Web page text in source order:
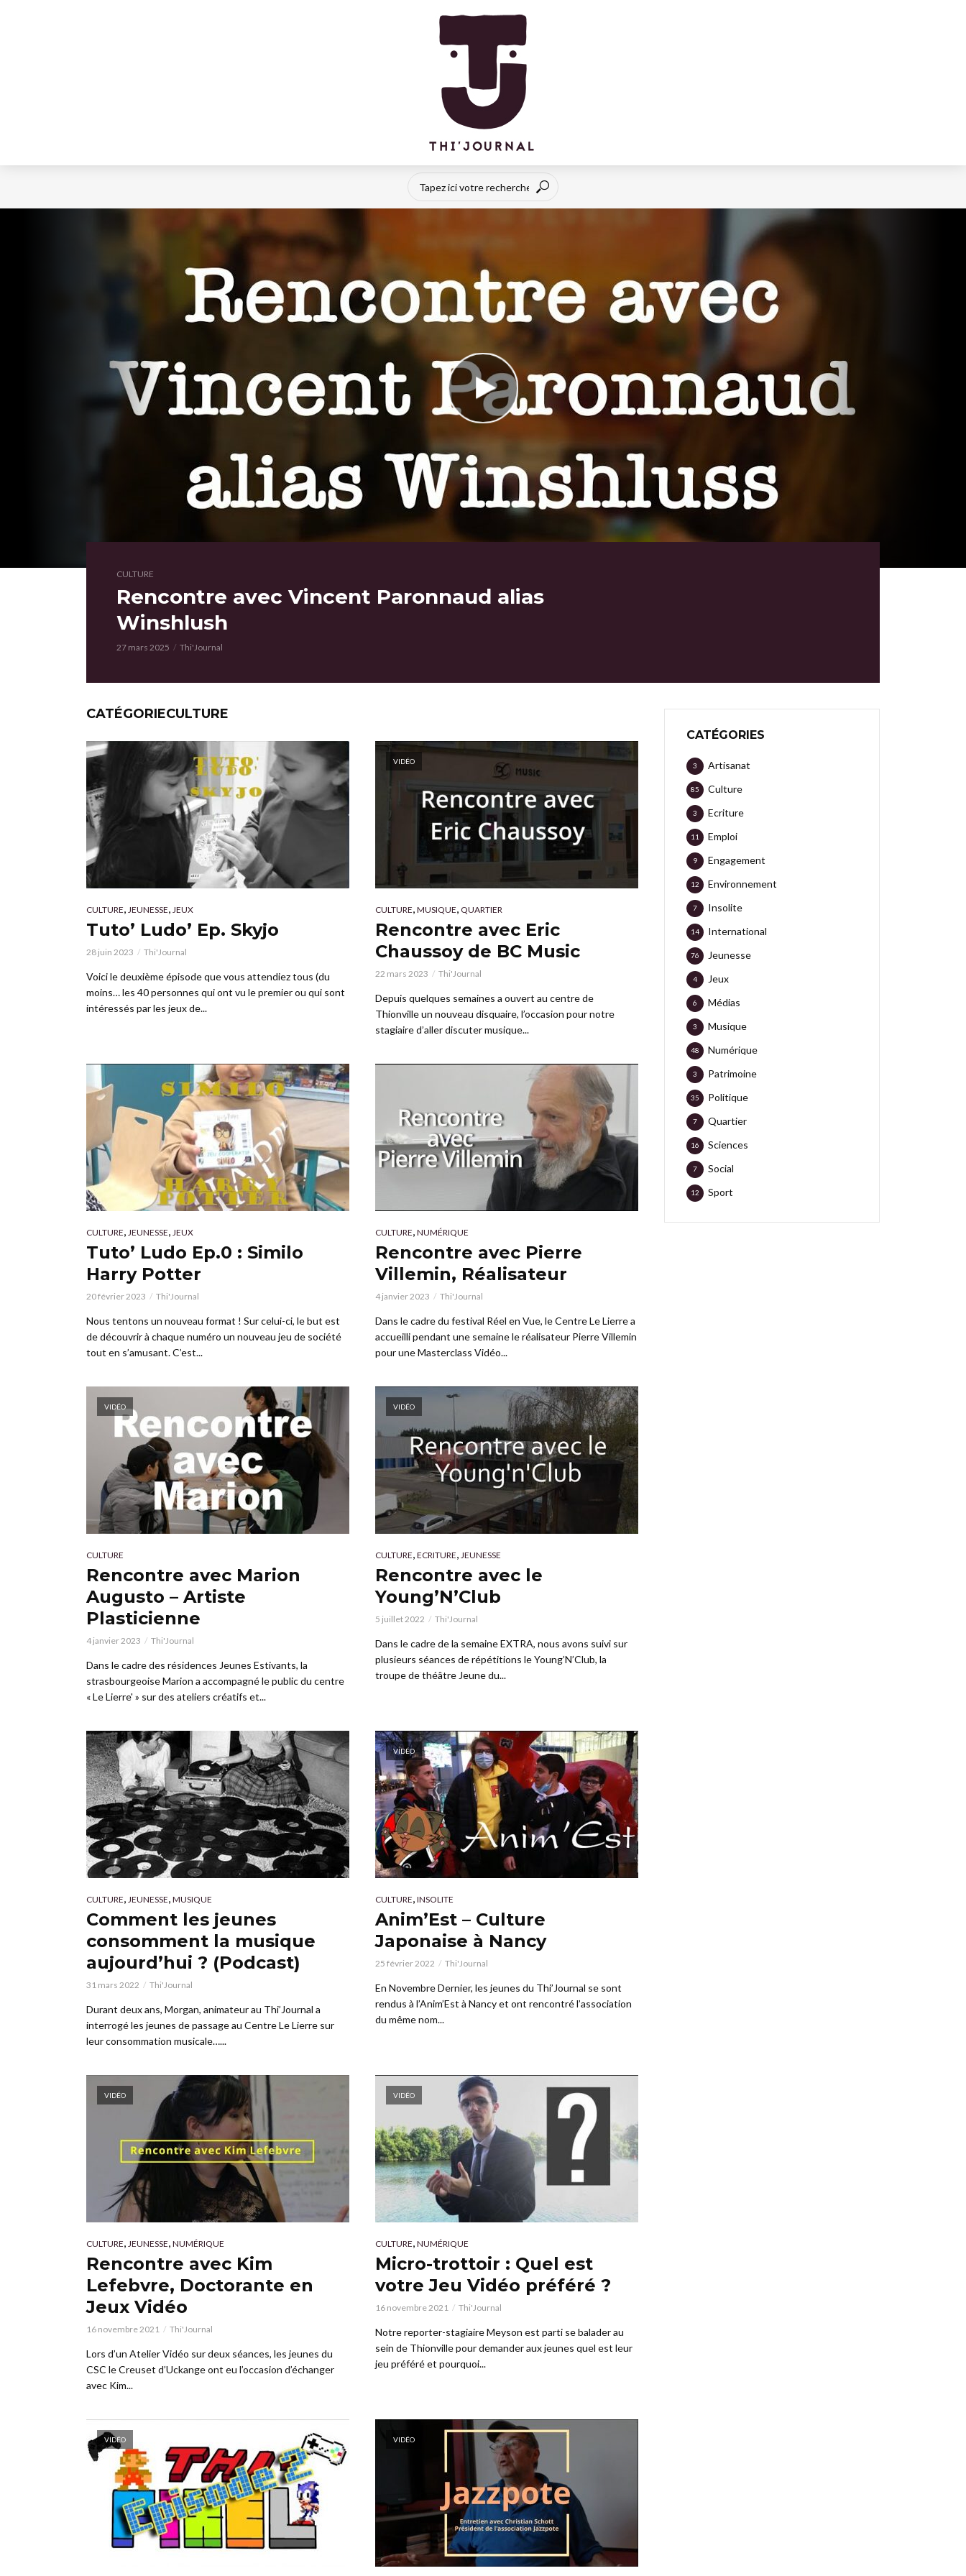
CULTURE
Rencontre avec Vincent Paronnaud alias
Winshlush
27 mars 2025 Thi'Journal
CATÉGORIECULTURE
CULTURE, JEUNESSE, JEUX
Tuto’ Ludo’ Ep. Skyjo
28 juin 2023 Thi'Journal
Voici le deuxième épisode que vous attendiez tous (du
moins… les 40 personnes qui ont vu le premier ou qui sont
intéressés par les jeux de...
VIDÉO
CULTURE, MUSIQUE, QUARTIER
Rencontre avec Eric
Chaussoy de BC Music
22 mars 2023 Thi'Journal
Depuis quelques semaines a ouvert au centre de
Thionville un nouveau disquaire, l’occasion pour notre
stagiaire d’aller discuter musique...
CULTURE, JEUNESSE, JEUX
Tuto’ Ludo Ep.0 : Similo
Harry Potter
20 février 2023 Thi'Journal
Nous tentons un nouveau format ! Sur celui-ci, le but est
de découvrir à chaque numéro un nouveau jeu de société
tout en s’amusant. C’est...
CULTURE, NUMÉRIQUE
Rencontre avec Pierre
Villemin, Réalisateur
4 janvier 2023 Thi'Journal
Dans le cadre du festival Réel en Vue, le Centre Le Lierre a
accueilli pendant une semaine le réalisateur Pierre Villemin
pour une Masterclass Vidéo...
VIDÉO
CULTURE
Rencontre avec Marion
Augusto – Artiste
Plasticienne
4 janvier 2023 Thi'Journal
Dans le cadre des résidences Jeunes Estivants, la
strasbourgeoise Marion a accompagné le public du centre
« Le Lierre' » sur des ateliers créatifs et...
VIDÉO
CULTURE, ECRITURE, JEUNESSE
Rencontre avec le
Young’N’Club
5 juillet 2022 Thi'Journal
Dans le cadre de la semaine EXTRA, nous avons suivi sur
plusieurs séances de répétitions le Young’N’Club, la
troupe de théâtre Jeune du...
CULTURE, JEUNESSE, MUSIQUE
Comment les jeunes
consomment la musique
aujourd’hui ? (Podcast)
31 mars 2022 Thi'Journal
Durant deux ans, Morgan, animateur au Thi’Journal a
interrogé les jeunes de passage au Centre Le Lierre sur
leur consommation musicale…...
VIDÉO
CULTURE, INSOLITE
Anim’Est – Culture
Japonaise à Nancy
25 février 2022 Thi'Journal
En Novembre Dernier, les jeunes du Thi’Journal se sont
rendus à l’Anim’Est à Nancy et ont rencontré l’association
du même nom...
VIDÉO
CULTURE, JEUNESSE, NUMÉRIQUE
Rencontre avec Kim
Lefebvre, Doctorante en
Jeux Vidéo
16 novembre 2021 Thi'Journal
Lors d’un Atelier Vidéo sur deux séances, les jeunes du
CSC le Creuset d’Uckange ont eu l’occasion d’échanger
avec Kim...
VIDÉO
CULTURE, NUMÉRIQUE
Micro-trottoir : Quel est
votre Jeu Vidéo préféré ?
16 novembre 2021 Thi'Journal
Notre reporter-stagiaire Meyson est parti se balader au
sein de Thionville pour demander aux jeunes quel est leur
jeu préféré et pourquoi...
VIDÉO VIDÉO
CATÉGORIES
Artisanat
3
Culture
85
Ecriture
3
Emploi
11
Engagement
9
Environnement
12
Insolite
7
International
14
Jeunesse
76
Jeux
4
Médias
6
Musique
3
Numérique
48
Patrimoine
3
Politique
35
Quartier
7
Sciences
16
Social
7
Sport
12